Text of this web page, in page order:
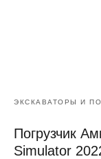
ЭКСКАВАТОРЫ И
Погрузчик
Simulator